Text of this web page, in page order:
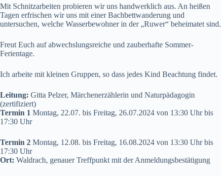
Mit Schnitzarbeiten probieren wir uns handwerklich aus. An heißen
Tagen erfrischen wir uns mit einer Bachbettwanderung und
untersuchen, welche Wasserbewohner in der „Ruwer“ beheimatet sind.
Freut Euch auf abwechslungsreiche und zauberhafte Sommer-
Ferientage.
Ich arbeite mit kleinen Gruppen, so dass jedes Kind Beachtung findet.
Leitung: Gitta Pelzer, Märchenerzählerin und Naturpädagogin
(zertifiziert)
Termin 1 Montag, 22.07. bis Freitag, 26.07.2024 von 13:30 Uhr bis
17:30 Uhr
Termin 2 Montag, 12.08. bis Freitag, 16.08.2024 von 13:30 Uhr bis
17:30 Uhr
Ort: Waldrach, genauer Treffpunkt mit der Anmeldungsbestätigung